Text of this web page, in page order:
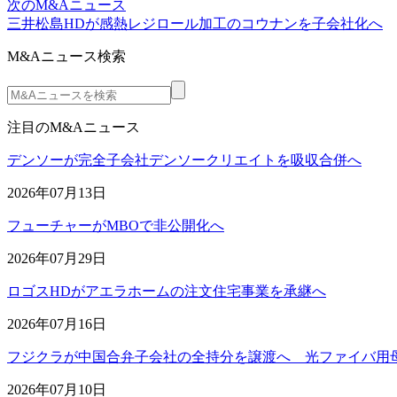
次のM&Aニュース
三井松島HDが感熱レジロール加工のコウナンを子会社化へ
M&Aニュース検索
注目のM&Aニュース
デンソーが完全子会社デンソークリエイトを吸収合併へ
2026年07月13日
フューチャーがMBOで非公開化へ
2026年07月29日
ロゴスHDがアエラホームの注文住宅事業を承継へ
2026年07月16日
フジクラが中国合弁子会社の全持分を譲渡へ 光ファイバ
2026年07月10日